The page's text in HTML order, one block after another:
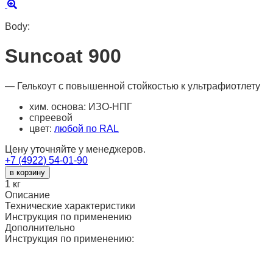
Body:
Suncoat 900
— Гелькоут с повышенной стойкостью к ультрафиотлету
хим. основа: ИЗО-НПГ
спреевой
цвет: любой по RAL
Цену уточняйте у менеджеров.
+7 (4922) 54-01-90
в корзину
1 кг
Описание
Технические характеристики
Инструкция по применению
Дополнительно
Инструкция по применению: